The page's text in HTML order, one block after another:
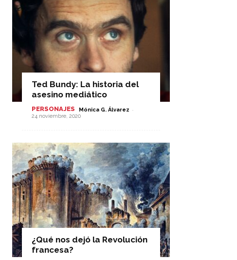
Ted Bundy: La historia del
asesino mediático
PERSONAJES Mónica G. Álvarez -
24 noviembre, 2020
¿Qué nos dejó la Revolución
francesa?